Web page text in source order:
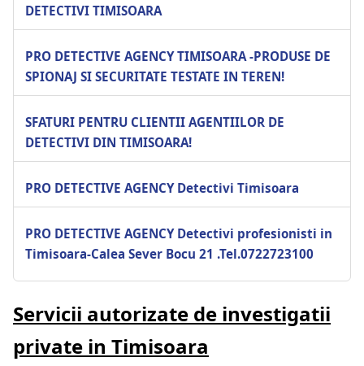
DETECTIVI TIMISOARA
PRO DETECTIVE AGENCY TIMISOARA -PRODUSE DE
SPIONAJ SI SECURITATE TESTATE IN TEREN!
SFATURI PENTRU CLIENTII AGENTIILOR DE
DETECTIVI DIN TIMISOARA!
PRO DETECTIVE AGENCY Detectivi Timisoara
PRO DETECTIVE AGENCY Detectivi profesionisti in
Timisoara-Calea Sever Bocu 21 .Tel.0722723100
Servicii autorizate de investigatii
private in Timisoara